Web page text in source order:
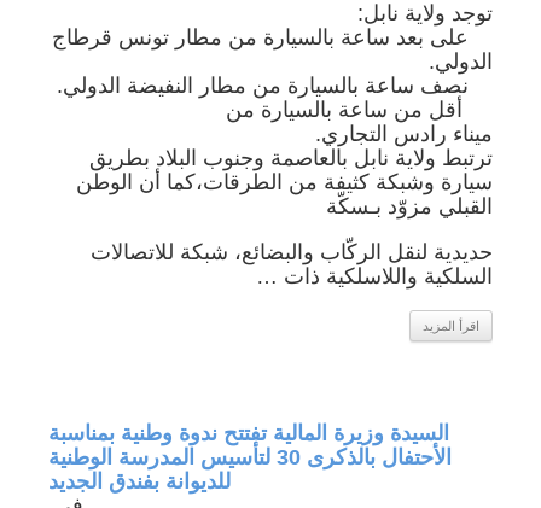
توجد ولاية نابل:
على بعد ساعة بالسيارة من مطار تونس قرطاج
الدولي.
نصف ساعة بالسيارة من مطار النفيضة الدولي.
أقل من ساعة بالسيارة من
ميناء رادس التجاري.
ترتبط ولاية نابل بالعاصمة وجنوب البلاد بطريق
سيارة وشبكة كثيفة من الطرقات،كما أن الوطن
القبلي مزوّد بـسكّة
حديدية لنقل الركّاب والبضائع، شبكة للاتصالات
السلكية واللاسلكية ذات …
اقرأ المزيد
السيدة وزيرة المالية تفتتح ندوة وطنية بمناسبة
الأحتفال بالذكرى 30 لتأسيس المدرسة الوطنية
للديوانة بفندق الجديد